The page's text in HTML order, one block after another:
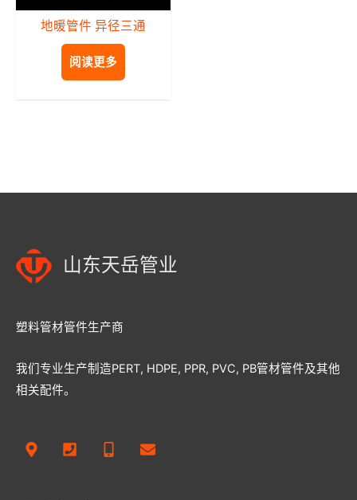
地暖管件 异径三通
阅读更多
山东天岳管业
塑料管材管件生产商
我们专业生产制造PERT, HDPE, PPR, PVC, PB管材管件及其他
相关配件。